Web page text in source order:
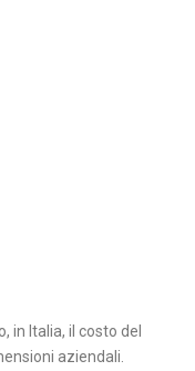
in Italia, il costo del
aziendali.